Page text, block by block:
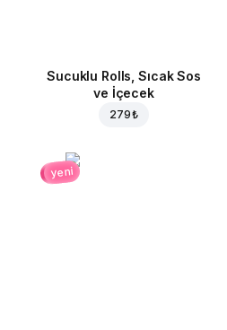
Sucuklu Rolls, Sıcak Sos
ve İçecek
279 ₺
yeni